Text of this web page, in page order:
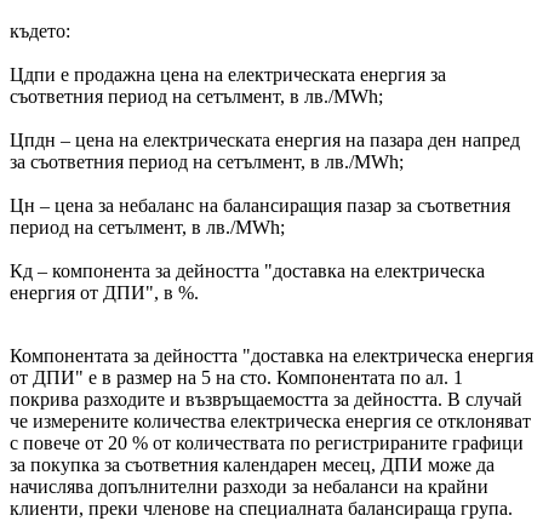
където:
Цдпи е продажна цена на електрическата енергия за
съответния период на сетълмент, в лв./MWh;
Цпдн – цена на електрическата енергия на пазара ден напред
за съответния период на сетълмент, в лв./MWh;
Цн – цена за небаланс на балансиращия пазар за съответния
период на сетълмент, в лв./MWh;
Кд – компонента за дейността "доставка на електрическа
енергия от ДПИ", в %.
Компонентата за дейността "доставка на електрическа енергия
от ДПИ" e в размер на 5 на сто. Компонентата по ал. 1
покрива разходите и възвръщаемостта за дейността. В случай
че измерените количества електрическа енергия се отклоняват
с повече от 20 % от количествата по регистрираните графици
за покупка за съответния календарен месец, ДПИ може да
начислява допълнителни разходи за небаланси на крайни
клиенти, преки членове на специалната балансираща група.